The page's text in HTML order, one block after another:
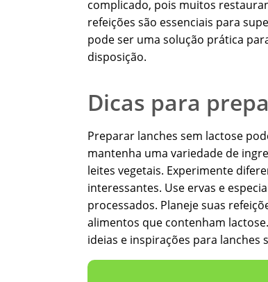
complicado, pois muitos
refeições são essenciais para
pode ser uma solução prática
disposição.
Dicas para
Preparar lanches sem lactose
mantenha uma variedade de
leites vegetais. Experimente
interessantes. Use ervas e
processados. Planeje suas
alimentos que contenham
ideias e inspirações para lanches